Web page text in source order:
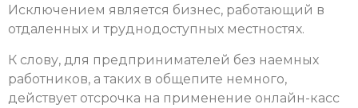
Исключением является бизнес, работающий в
отдаленных и труднодоступных местностях.
К слову, для предпринимателей без наемных
работников, а таких в общепите немного,
действует отсрочка на применение онлайн-касс